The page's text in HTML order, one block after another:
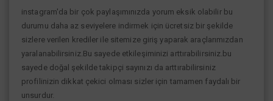
instagram'da bir çok paylaşımınızda yorum eksik olabilir bu
durumu daha az seviyelere indirmek için ücretsiz bir şekilde
sizlere verilen krediler ile sitemize giriş yaparak araçlarımızdan
yaralanabilirsiniz.Bu sayede etkileşiminizi arttırabilirsiniz.bu
sayede doğal şekilde takipçi sayınızı da arttırabilirsiniz
profilinizin dikkat çekici olması sizler için tamamen faydalı bir
unsurdur.